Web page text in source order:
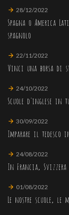
28/12/2022
Spagna o America
spagnolo
22/11/2022
Vinci una borsa di
24/10/2022
Scuole d'inglese in
30/09/2022
Imparare il tedesco
24/08/2022
In Francia, Svizzera
01/08/2022
Le nostre scuole, le